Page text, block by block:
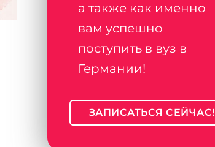
а также как именно
вам успешно
поступить в вуз в
Германии!
ЗАПИСАТЬСЯ СЕЙЧАС!